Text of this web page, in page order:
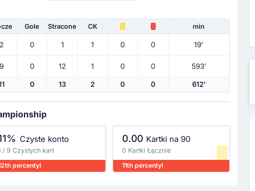
Gole Stracone CK min
2 0 1 1 0 0 19'
9 0 12 1 0 0 593'
0 13 2 0 0 612'
Czyste konto
/ 9 Czystych kart
percentyl
0.00 Kartki na 90
0 Kartki Łącznie
11th percentyl